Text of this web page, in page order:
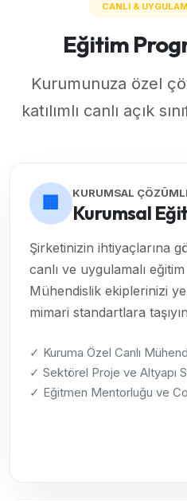
CANLI &
Eğitim
Kurumunuza özel
katılımlı canlı açık
🏢 KURUMSAL
Kurumsal
Şirketinizin ihtiyaçlarına
canlı ve uygulamalı
Mühendislik ekiplerinizi
mimari standartlara
✓ Kuruma Özel Canlı
✓ Sektörel Proje ve Altyapı
✓ Eğitmen Mentorluğu ve